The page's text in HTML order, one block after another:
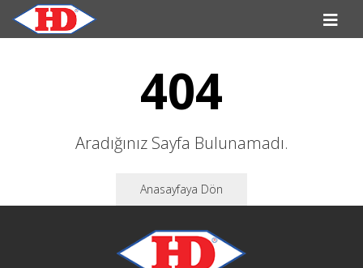
404
Aradığınız Sayfa Bulunamadı.
Anasayfaya Dön